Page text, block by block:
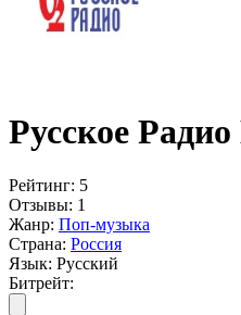
Русское
Рейтинг: 5
Отзывы: 1
Жанр: Поп-музыка
Страна: Россия
Язык: Русский
Битрейт: